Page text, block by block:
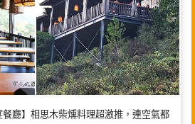
廳】相思木柴燻料理超激推，連空氣都